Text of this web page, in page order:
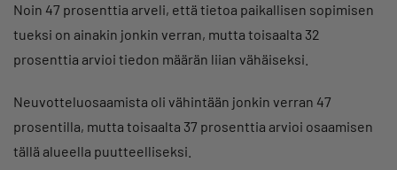
Noin 47 prosenttia arveli, että tietoa paikallisen sopimisen
tueksi on ainakin jonkin verran, mutta toisaalta 32
prosenttia arvioi tiedon määrän liian vähäiseksi.
Neuvotteluosaamista oli vähintään jonkin verran 47
prosentilla, mutta toisaalta 37 prosenttia arvioi osaamisen
tällä alueella puutteelliseksi.